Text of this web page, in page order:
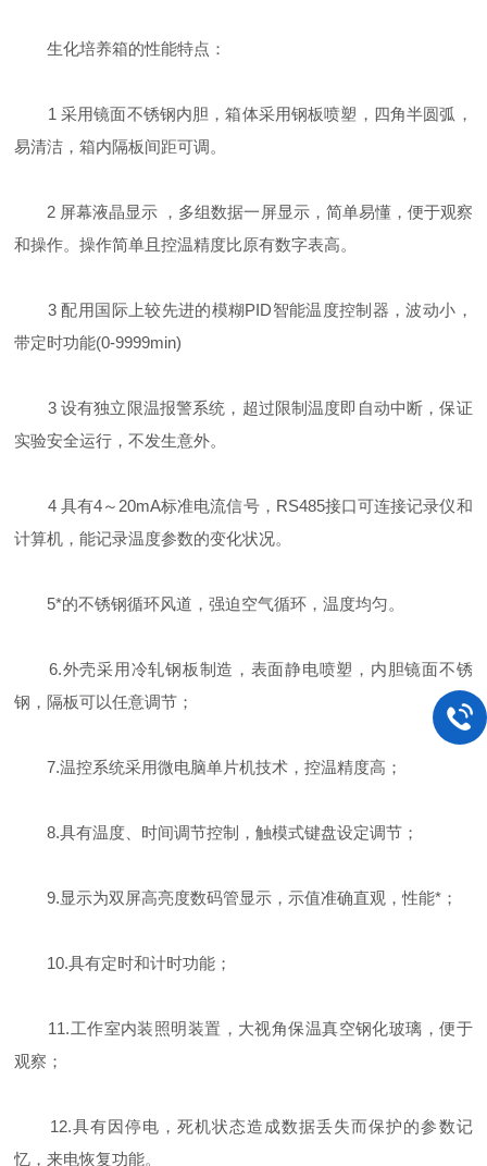
生化培养箱的性能特点：
1 采用镜面不锈钢内胆，箱体采用钢板喷塑，四角半圆弧，
易清洁，箱内隔板间距可调。
2 屏幕液晶显示 ，多组数据一屏显示，简单易懂，便于观察
和操作。操作简单且控温精度比原有数字表高。
3 配用国际上较先进的模糊PID智能温度控制器，波动小，
带定时功能(0-9999min)
3 设有独立限温报警系统，超过限制温度即自动中断，保证
实验安全运行，不发生意外。
4 具有4～20mA标准电流信号，RS485接口可连接记录仪和
计算机，能记录温度参数的变化状况。
5*的不锈钢循环风道，强迫空气循环，温度均匀。
6.外壳采用冷轧钢板制造，表面静电喷塑，内胆镜面不锈
钢，隔板可以任意调节；
7.温控系统采用微电脑单片机技术，控温精度高；
8.具有温度、时间调节控制，触模式键盘设定调节；
9.显示为双屏高亮度数码管显示，示值准确直观，性能*；
10.具有定时和计时功能；
11.工作室内装照明装置，大视角保温真空钢化玻璃，便于
观察；
12.具有因停电，死机状态造成数据丢失而保护的参数记
忆，来电恢复功能。